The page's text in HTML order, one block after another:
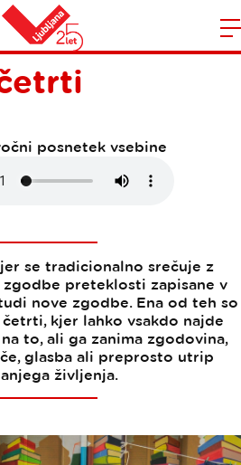
Domov
kulturne
posnetek vsebine
se tradicionalno srečuje z
preteklosti zapisane v
nove zgodbe. Ena od teh so
kjer lahko vsakdo najde
to, ali ga zanima zgodovina,
glasba ali preprosto utrip
življenja.